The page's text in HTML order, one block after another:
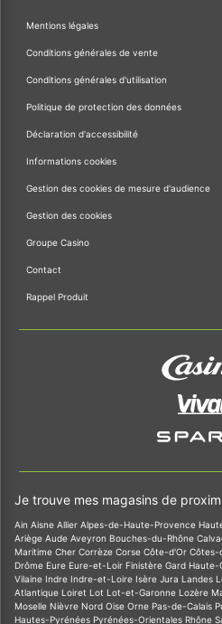
Mentions légales
Conditions générales de vente
Conditions générales d'utilisation
Politique de protection des données
Déclaration d'accessibilité
Informations cookies
Gestion des cookies de mesure d'audience
Gestion des cookies
Groupe Casino
Contact
Rappel Produit
Je trouve mes magasins de
Ain Aisne Allier Alpes-de-Haute-Provence
Ariège Aude Aveyron Bouches-du-Rhône
Maritime Cher Corrèze Corse Côte-d'Or Côtes-
Drôme Eure Eure-et-Loir Finistère Gard Haute-
Vilaine Indre Indre-et-Loire Isère Jura Landes
Atlantique Loiret Lot Lot-et-Garonne Lozère
Moselle Nièvre Nord Oise Orne Pas-de-Calais
Hautes-Pyrénées Pyrénées-Orientales Rhône